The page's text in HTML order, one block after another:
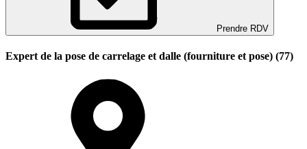
Prendre RDV
Expert de la pose de carrelage et dalle (fourniture et pose) (77)